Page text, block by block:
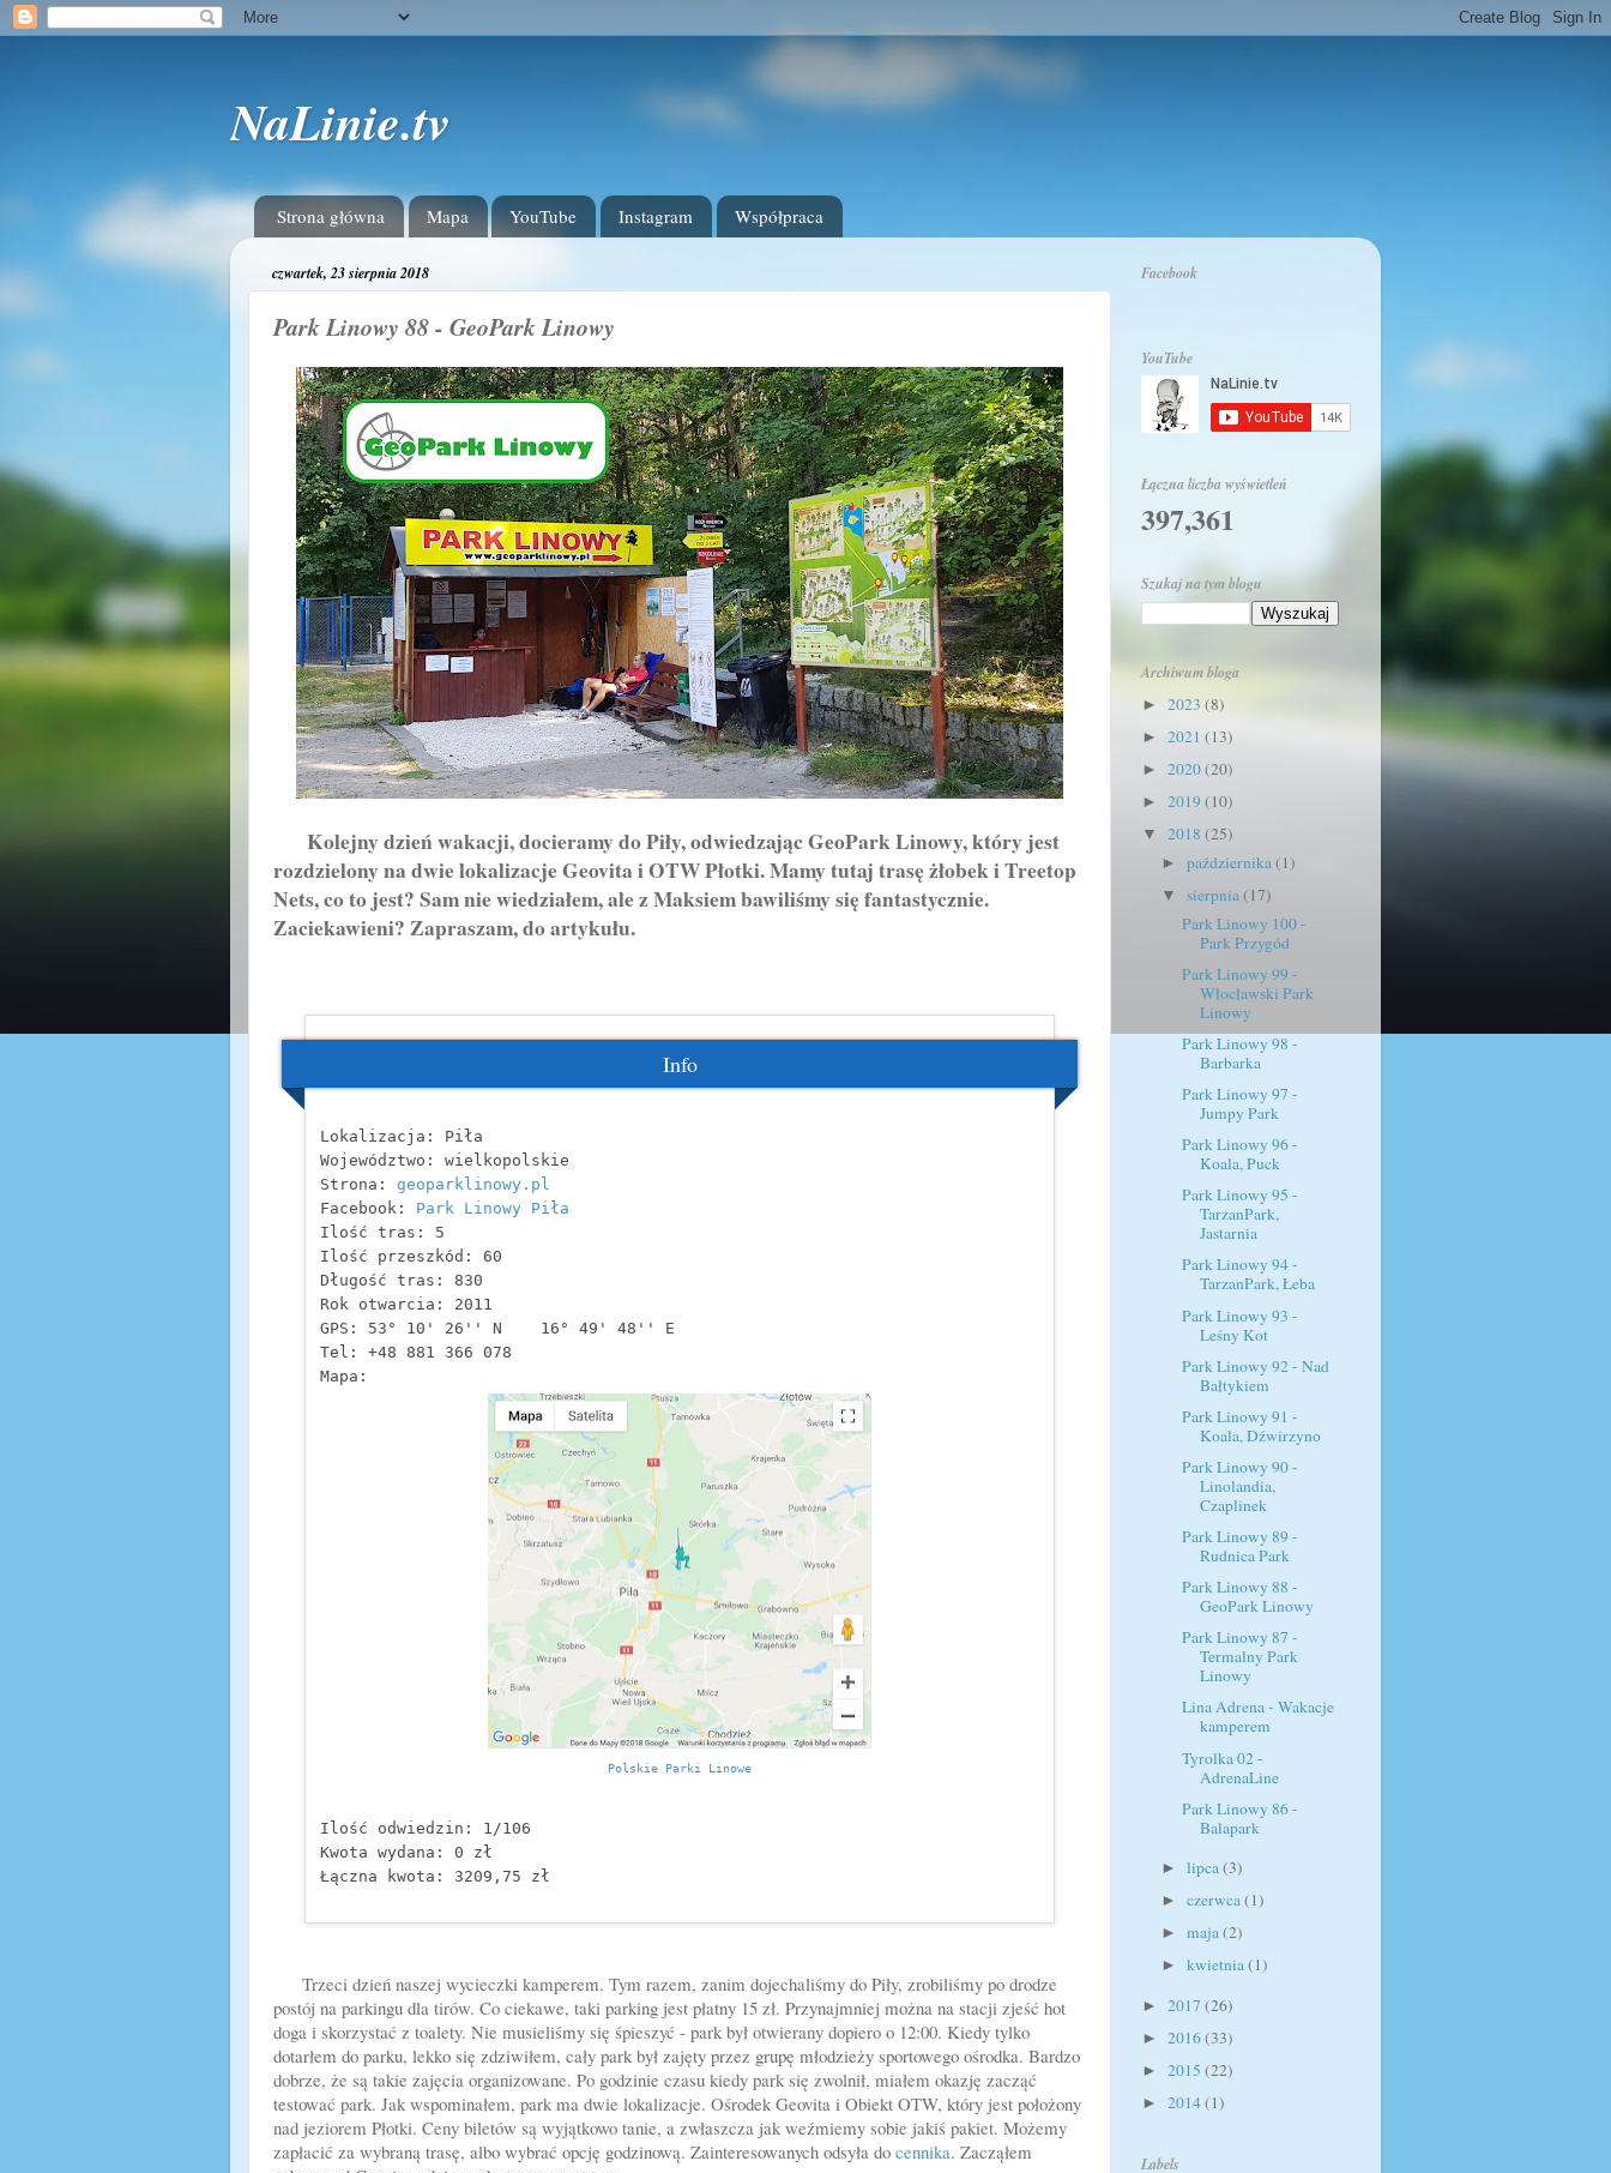
NaLinie.tv
Strona główna Mapa YouTube Instagram Współpraca
czwartek, 23 sierpnia 2018
Park Linowy 88 - GeoPark Linowy
Kolejny dzień wakacji, docieramy do Piły, odwiedzając GeoPark Linowy, który jest
rozdzielony na dwie lokalizacje Geovita i OTW Płotki. Mamy tutaj trasę żłobek i Treetop
Nets, co to jest? Sam nie wiedziałem, ale z Maksiem bawiliśmy się fantastycznie.
Zaciekawieni? Zapraszam, do artykułu.
Info
Lokalizacja: Piła
Województwo: wielkopolskie
Strona: geoparklinowy.pl
Facebook: Park Linowy Piła
Ilość tras: 5
Ilość przeszkód: 60
Długość tras: 830
Rok otwarcia: 2011
GPS: 53° 10' 26'' N    16° 49' 48'' E
Tel: +48 881 366 078
Mapa:
Polskie Parki Linowe
Ilość odwiedzin: 1/106
Kwota wydana: 0 zł
Łączna kwota: 3209,75 zł
Trzeci dzień naszej wycieczki kamperem. Tym razem, zanim dojechaliśmy do Piły, zrobiliśmy po drodze
postój na parkingu dla tirów. Co ciekawe, taki parking jest płatny 15 zł. Przynajmniej można na stacji zjeść hot
doga i skorzystać z toalety. Nie musieliśmy się śpieszyć - park był otwierany dopiero o 12:00. Kiedy tylko
dotarłem do parku, lekko się zdziwiłem, cały park był zajęty przez grupę młodzieży sportowego ośrodka. Bardzo
dobrze, że są takie zajęcia organizowane. Po godzinie czasu kiedy park się zwolnił, miałem okazję zacząć
testować park. Jak wspominałem, park ma dwie lokalizacje. Ośrodek Geovita i Obiekt OTW, który jest położony
nad jeziorem Płotki. Ceny biletów są wyjątkowo tanie, a zwłaszcza jak weźmiemy sobie jakiś pakiet. Możemy
zapłacić za wybraną trasę, albo wybrać opcję godzinową. Zainteresowanych odsyła do cennika. Zacząłem
Facebook
YouTube
Łączna liczba wyświetleń
397,361
Szukaj na tym blogu
Archiwum bloga
► 2023 (8)
► 2021 (13)
► 2020(20)
► 2019 (10)
▼ 2018 (25)
►października(1)
▼sierpnia(17)
Park Linowy 100 -
Park Przygód
Park Linowy 99 -
Włocławski Park
Linowy
Park Linowy 98 -
Barbarka
Park Linowy 97 -
Jumpy Park
Park Linowy 96 -
Koala, Puck
Park Linowy 95 -
TarzanPark,
Jastarnia
Park Linowy 94 -
TarzanPark, Łeba
Park Linowy 93 -
Leśny Kot
Park Linowy 92 - Nad
Bałtykiem
Park Linowy 91 -
Koala, Dźwirzyno
Park Linowy 90 -
Linolandia,
Czaplinek
Park Linowy 89 -
Rudnica Park
Park Linowy 88 -
GeoPark Linowy
Park Linowy 87 -
Termalny Park
Linowy
Lina Adrena - Wakacje
kamperem
Tyrolka 02 -
AdrenaLine
Park Linowy 86 -
Balapark
►lipca(3)
►czerwca(1)
►maja(2)
►kwietnia(1)
► 2017 (26)
► 2016(33)
► 2015 (22)
► 2014(1)
Labels